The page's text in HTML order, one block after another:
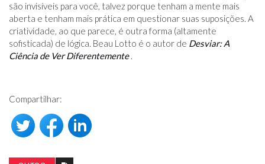
são invisíveis para você, talvez porque tenham a mente mais
aberta e tenham mais prática em questionar suas suposições. A
criatividade, ao que parece, é outra forma (altamente
sofisticada) de lógica. Beau Lotto é o autor de Desviar: A
Ciência de Ver Diferentemente .
Compartilhar: